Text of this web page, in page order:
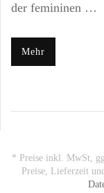
der femininen …
Mehr
* Preise inkl. MwSt,
Preise, Lieferzeit